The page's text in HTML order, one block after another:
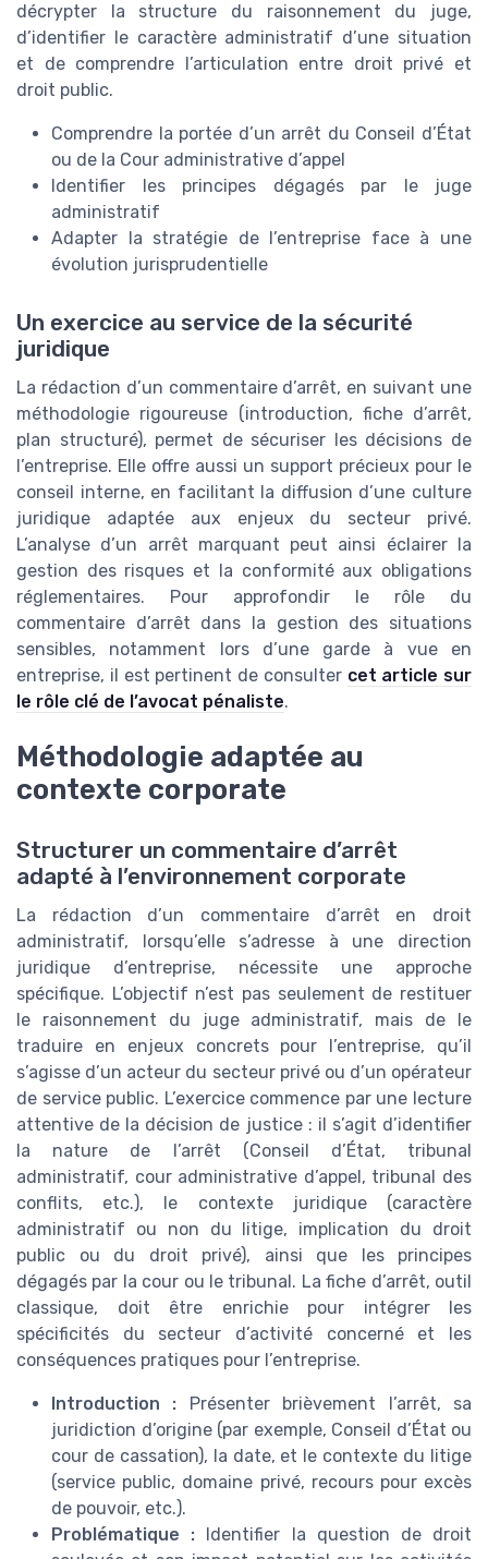
décrypter la structure du raisonnement du juge,
d’identifier le caractère administratif d’une situation
et de comprendre l’articulation entre droit privé et
droit public.
Comprendre la portée d’un arrêt du Conseil d’État
ou de la Cour administrative d’appel
Identifier les principes dégagés par le juge
administratif
Adapter la stratégie de l’entreprise face à une
évolution jurisprudentielle
Un exercice au service de la sécurité
juridique
La rédaction d’un commentaire d’arrêt, en suivant une
méthodologie rigoureuse (introduction, fiche d’arrêt,
plan structuré), permet de sécuriser les décisions de
l’entreprise. Elle offre aussi un support précieux pour le
conseil interne, en facilitant la diffusion d’une culture
juridique adaptée aux enjeux du secteur privé.
L’analyse d’un arrêt marquant peut ainsi éclairer la
gestion des risques et la conformité aux obligations
réglementaires. Pour approfondir le rôle du
commentaire d’arrêt dans la gestion des situations
sensibles, notamment lors d’une garde à vue en
entreprise, il est pertinent de consulter cet article sur
le rôle clé de l’avocat pénaliste.
Méthodologie adaptée au
contexte corporate
Structurer un commentaire d’arrêt
adapté à l’environnement corporate
La rédaction d’un commentaire d’arrêt en droit
administratif, lorsqu’elle s’adresse à une direction
juridique d’entreprise, nécessite une approche
spécifique. L’objectif n’est pas seulement de restituer
le raisonnement du juge administratif, mais de le
traduire en enjeux concrets pour l’entreprise, qu’il
s’agisse d’un acteur du secteur privé ou d’un opérateur
de service public. L’exercice commence par une lecture
attentive de la décision de justice : il s’agit d’identifier
la nature de l’arrêt (Conseil d’État, tribunal
administratif, cour administrative d’appel, tribunal des
conflits, etc.), le contexte juridique (caractère
administratif ou non du litige, implication du droit
public ou du droit privé), ainsi que les principes
dégagés par la cour ou le tribunal. La fiche d’arrêt, outil
classique, doit être enrichie pour intégrer les
spécificités du secteur d’activité concerné et les
conséquences pratiques pour l’entreprise.
Introduction : Présenter brièvement l’arrêt, sa
juridiction d’origine (par exemple, Conseil d’État ou
cour de cassation), la date, et le contexte du litige
(service public, domaine privé, recours pour excès
de pouvoir, etc.).
Problématique : Identifier la question de droit